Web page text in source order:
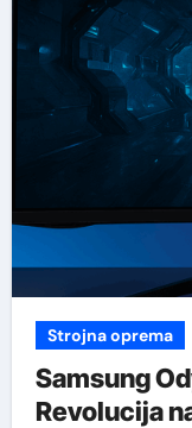
Strojna oprema
Samsung
Revolucija